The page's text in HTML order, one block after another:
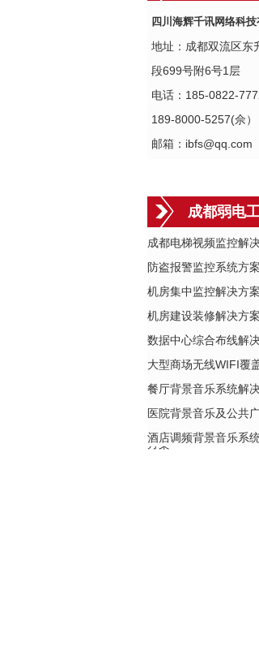
四川海辉千讯网络科技
地址：成都双流区东
段699号附6号1层
电话：185-0822-
189-8000-5257(佘）
邮箱：ibfs@qq.com
成都弱电
成都电梯视频监控解
防盗报警监控系统方案
机房集中监控解决方案
机房建设装修解决方案
数据中心综合布线解
大型商场无线WIFI覆
餐厅背景音乐系统解
医院背景音乐及公共
方案
酒店调频背景音乐系